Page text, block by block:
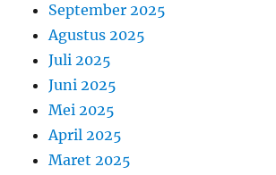
September 2025
Agustus 2025
Juli 2025
Juni 2025
Mei 2025
April 2025
Maret 2025